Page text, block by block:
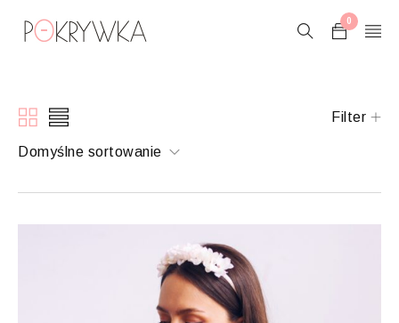
0
Filter
Domyślne sortowanie